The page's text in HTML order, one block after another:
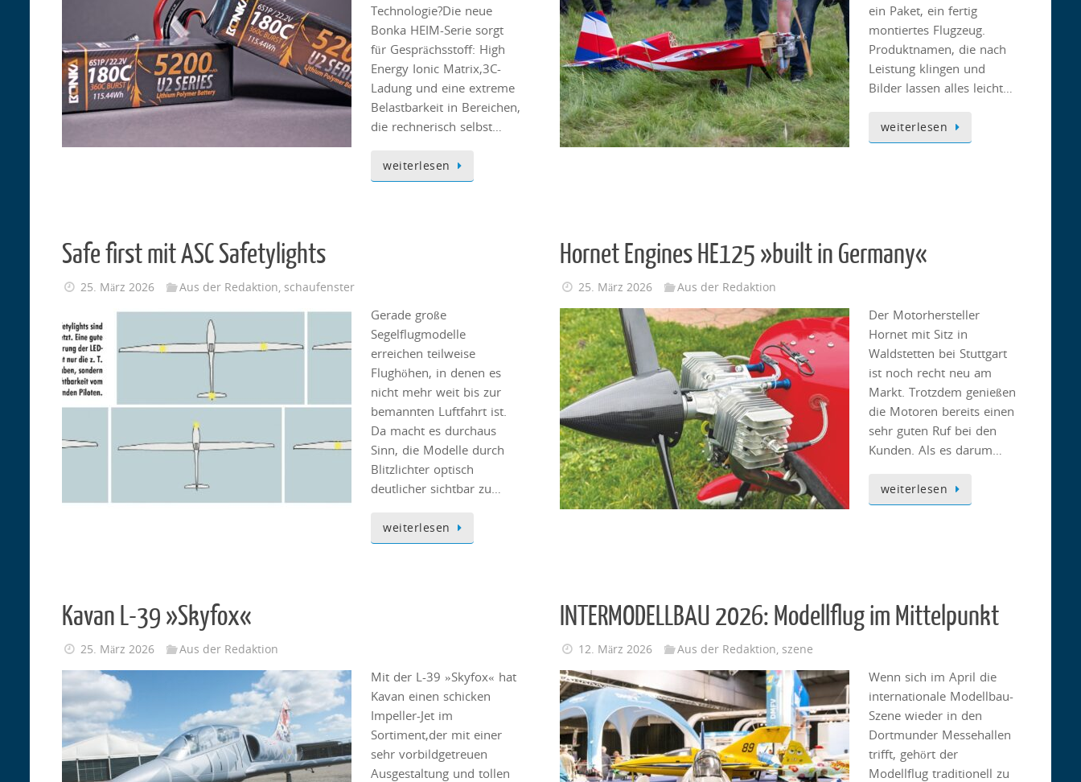
Technologie?Die neue
Bonka HEIM-Serie sorgt
für Gesprächsstoff: High
Energy Ionic Matrix,3C-
Ladung und eine extreme
Belastbarkeit in Bereichen,
die rechnerisch selbst…
weiterlesen
ein Paket, ein fertig
montiertes Flugzeug.
Produktnamen, die nach
Leistung klingen und
Bilder lassen alles leicht…
weiterlesen
Safe first mit ASC Safetylights
25. März 2026 Aus der Redaktion, schaufenster
Gerade große
Segelflugmodelle
erreichen teilweise
Flughöhen, in denen es
nicht mehr weit bis zur
bemannten Luftfahrt ist.
Da macht es durchaus
Sinn, die Modelle durch
Blitzlichter optisch
deutlicher sichtbar zu…
weiterlesen
Hornet Engines HE125 »built in Germany«
25. März 2026 Aus der Redaktion
Der Motorhersteller
Hornet mit Sitz in
Waldstetten bei Stuttgart
ist noch recht neu am
Markt. Trotzdem genießen
die Motoren bereits einen
sehr guten Ruf bei den
Kunden. Als es darum…
weiterlesen
Kavan L-39 »Skyfox«
25. März 2026 Aus der Redaktion
Mit der L-39 »Skyfox« hat
Kavan einen schicken
Impeller-Jet im
Sortiment,der mit einer
sehr vorbildgetreuen
Ausgestaltung und tollen
INTERMODELLBAU 2026: Modellflug im Mittelpunkt
12. März 2026 Aus der Redaktion, szene
Wenn sich im April die
internationale Modellbau-
Szene wieder in den
Dortmunder Messehallen
trifft, gehört der
Modellflug traditionell zu